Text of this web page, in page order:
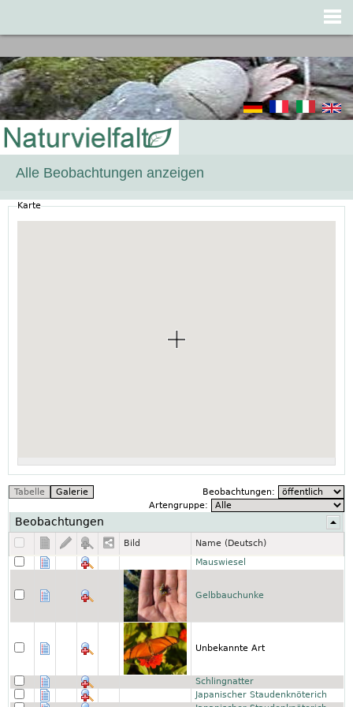
Alle Beobachtungen anzeigen
Karte
Beobachtungen:
Artengruppe:
Beobachtungen
Bild
Name (Deutsch)
Mauswiesel
Gelbbauchunke
Unbekannte Art
Schlingnatter
Japanischer Staudenknöterich